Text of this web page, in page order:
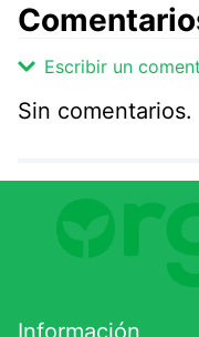
Escribir un
Comentario
Califique el
★★★
Sin comentarios.
Información